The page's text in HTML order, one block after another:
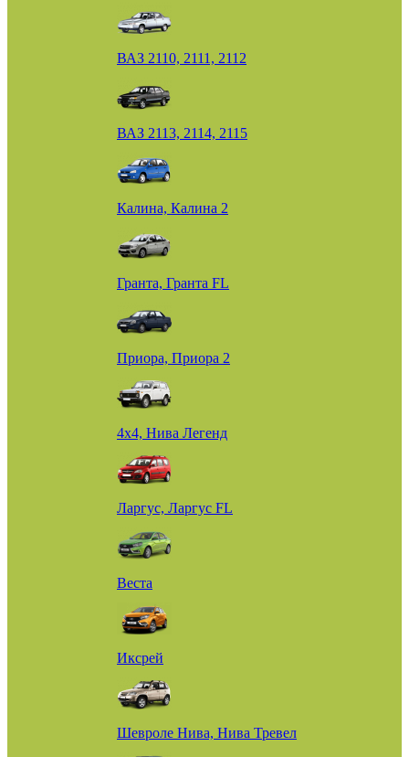
ВАЗ 2110, 2111, 2112
ВАЗ 2113, 2114, 2115
Калина, Калина 2
Гранта, Гранта FL
Приора, Приора 2
4х4, Нива Легенд
Ларгус, Ларгус FL
Веста
Иксрей
Шевроле Нива, Нива Тревел